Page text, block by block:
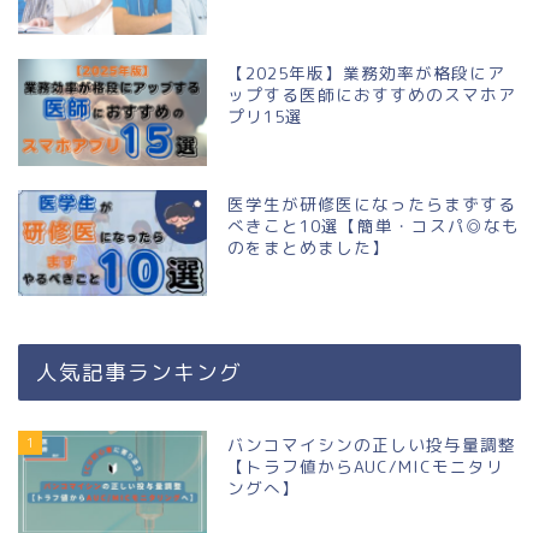
【2025年版】業務効率が格段にア
ップする医師におすすめのスマホア
プリ15選
医学生が研修医になったらまずする
べきこと10選【簡単・コスパ◎なも
のをまとめました】
人気記事ランキング
1
バンコマイシンの正しい投与量調整
【トラフ値からAUC/MICモニタリ
ングへ】